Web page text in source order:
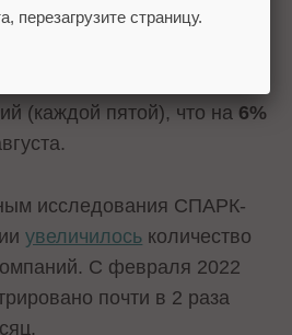
форматом работы в
(каждой пятой), что на 6%
исследования СПАРК-
увеличилось количество
С февраля 2022
почти в 2 раза
перезагрузите страницу.